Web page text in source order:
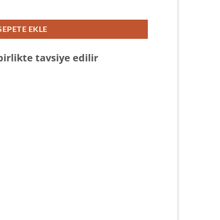
EKLE
tavsiye edilir